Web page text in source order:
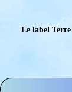
Le label